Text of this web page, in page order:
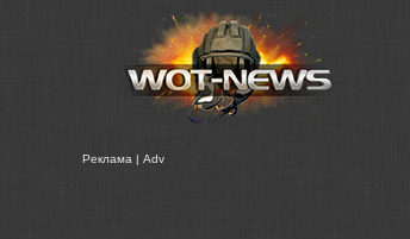
Реклама | Adv